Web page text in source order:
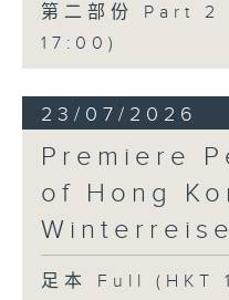
第二部份 Part
17:00)
23/07/2026
Premiere
of Hong
Winterreise
足本 Full (HKT